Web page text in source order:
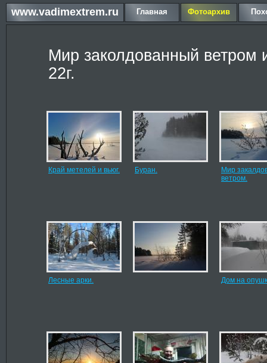
www.vadimextrem.ru Главная Фотоархив
Мир заколдованный ветром
22г.
Край метелей и вьюг. Буран.
Мир
ветром.
Лесные арки. Дом на